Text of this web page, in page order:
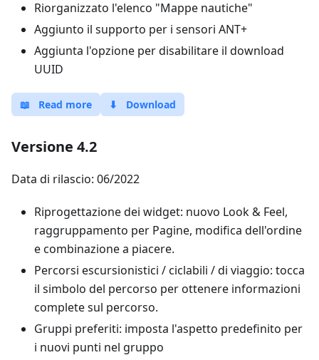
Riorganizzato l'elenco "Mappe nautiche"
Aggiunto il supporto per i sensori ANT+
Aggiunta l'opzione per disabilitare il download
UUID
📖 Read more ⬇ Download
Versione 4.2
Data di rilascio: 06/2022
Riprogettazione dei widget: nuovo Look & Feel,
raggruppamento per Pagine, modifica dell'ordine
e combinazione a piacere.
Percorsi escursionistici / ciclabili / di viaggio: tocca
il simbolo del percorso per ottenere informazioni
complete sul percorso.
Gruppi preferiti: imposta l'aspetto predefinito per
i nuovi punti nel gruppo